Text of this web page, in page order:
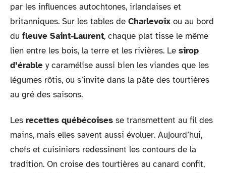
par les influences autochtones, irlandaises et
britanniques. Sur les tables de Charlevoix ou au bord
du fleuve Saint-Laurent, chaque plat tisse le même
lien entre les bois, la terre et les rivières. Le sirop
d’érable y caramélise aussi bien les viandes que les
légumes rôtis, ou s’invite dans la pâte des tourtières
au gré des saisons.
Les recettes québécoises se transmettent au fil des
mains, mais elles savent aussi évoluer. Aujourd’hui,
chefs et cuisiniers redessinent les contours de la
tradition. On croise des tourtières au canard confit,